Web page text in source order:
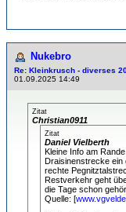
Nukebro
Re: Kleinkrusch - diverses
01.09.2025 14:49
Zitat
Christian0911
Zitat
Daniel Vielberth
Kleine Info am
Draisinenstrecke ein
rechte
Restverkehr geht
die Tage schon
Quelle: [